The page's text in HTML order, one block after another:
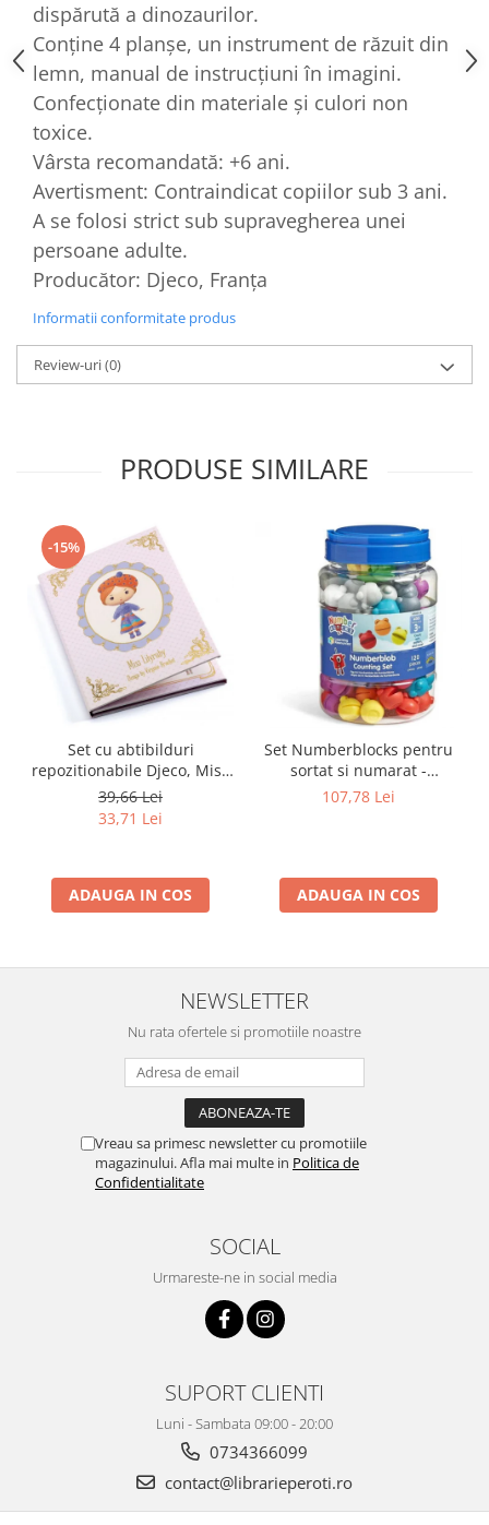
dispărută a dinozaurilor.
Conține 4 planșe, un instrument de răzuit din
lemn, manual de instrucțiuni în imagini.
Confecționate din materiale și culori non
toxice.
Vârsta recomandată: +6 ani.
Avertisment: Contraindicat copiilor sub 3 ani.
A se folosi strict sub supravegherea unei
persoane adulte.
Producător: Djeco, Franța
Informatii conformitate produs
Review-uri(0)
PRODUSE SIMILARE
-15%
Set cu abtibilduri
repozitionabile Djeco, Miss
Lilyruby
39,66 Lei
33,71 Lei
ADAUGA IN COS
Set Numberblocks pentru
sortat si numarat -
Numberblob
107,78 Lei
ADAUGA IN COS
NEWSLETTER
Nu rata ofertele si promotiile noastre
Vreau sa primesc newsletter cu promotiile
magazinului. Afla mai multe in Politica de
Confidentialitate
SOCIAL
Urmareste-ne in social media
SUPORT CLIENTI
Luni - Sambata 09:00 - 20:00
0734366099
contact@librarieperoti.ro